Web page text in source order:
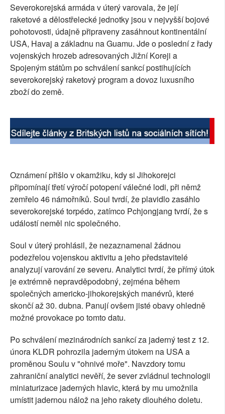
SOCIÁLNÍ SÍTĚ
RUBRIKY
PLNÁ VERZE STRÁNEK
Severokorejská armáda v úterý varovala, že její
raketové a dělostřelecké jednotky jsou v nejvyšší bojové
pohotovosti, údajně připraveny zasáhnout kontinentální
USA, Havaj a základnu na Guamu. Jde o poslední z řady
vojenských hrozeb adresovaných Jižní Koreji a
Spojeným státům po schválení sankcí postihujících
severokorejský raketový program a dovoz luxusního
zboží do země.
Oznámení přišlo v okamžiku, kdy si Jihokorejci
připomínají třetí výročí potopení válečné lodi, při němž
zemřelo 46 námořníků. Soul tvrdí, že plavidlo zasáhlo
severokorejské torpédo, zatímco Pchjongjang tvrdí, že s
událostí neměl nic společného.
Soul v úterý prohlásil, že nezaznamenal žádnou
podezřelou vojenskou aktivitu a jeho představitelé
analyzují varování ze severu. Analytici tvrdí, že přímý útok
je extrémně nepravděpodobný, zejména během
společných americko-jihokorejských manévrů, které
skončí až 30. dubna. Panují ovšem jisté obavy ohledně
možné provokace po tomto datu.
Po schválení mezinárodních sankcí za jaderný test z 12.
února KLDR pohrozila jaderným útokem na USA a
proměnou Soulu v "ohnivé moře". Navzdory tomu
zahraniční analytici nevěří, že sever zvládnul technologii
miniaturizace jaderných hlavic, která by mu umožnila
umístit jadernou nálož na jeho rakety dlouhého doletu.